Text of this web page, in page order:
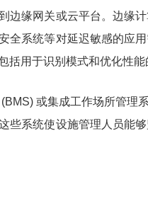
边缘网关或云平台。边缘
全系统等对延迟敏感的应
括用于识别模式和优化性能
或集成工作场所管理
些系统使设施管理人员能